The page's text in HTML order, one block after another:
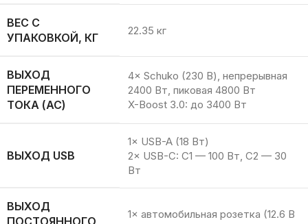
ВЕС С
УПАКОВКОЙ, КГ
22.35 кг
ВЫХОД
ПЕРЕМЕННОГО
ТОКА (AC)
4× Schuko (230 В), непрерывная
2400 Вт, пиковая 4800 Вт
X-Boost 3.0: до 3400 Вт
ВЫХОД USB
1× USB-A (18 Вт)
2× USB-C: C1 — 100 Вт, C2 — 30
Вт
ВЫХОД
ПОСТОЯННОГО
1× автомобильная розетка (12.6 В